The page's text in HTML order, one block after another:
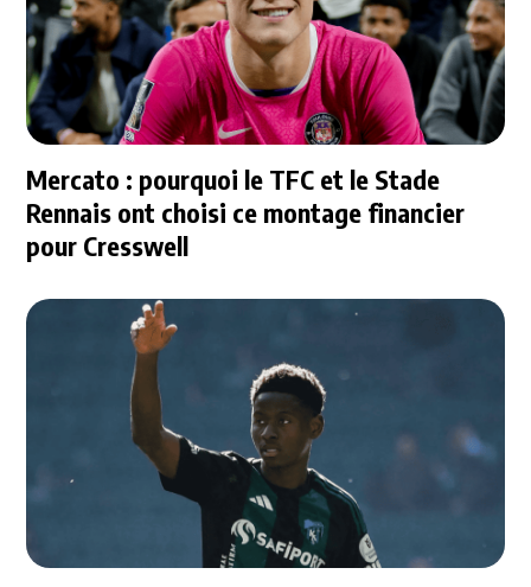
Mercato : pourquoi le TFC et le Stade
Rennais ont choisi ce montage financier
pour Cresswell